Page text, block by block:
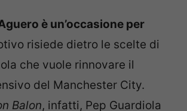
è un’occasione per
risiede dietro le scelte di
che vuole rinnovare il
del Manchester City.
Balon, infatti, Pep Guardiola